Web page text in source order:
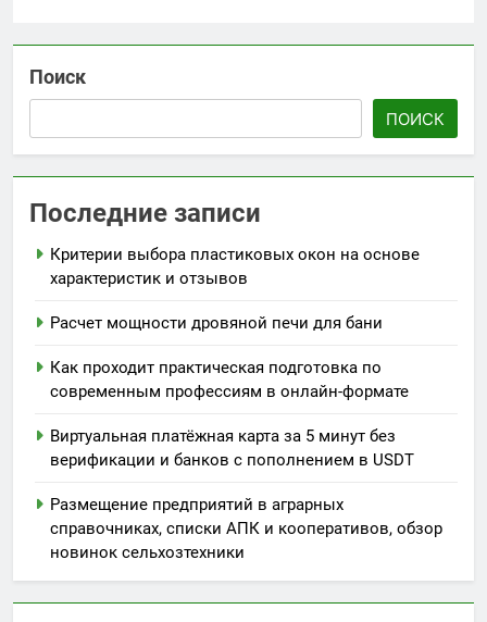
Поиск
ПОИСК
Последние записи
Критерии выбора пластиковых окон на основе
характеристик и отзывов
Расчет мощности дровяной печи для бани
Как проходит практическая подготовка по
современным профессиям в онлайн-формате
Виртуальная платёжная карта за 5 минут без
верификации и банков с пополнением в USDT
Размещение предприятий в аграрных
справочниках, списки АПК и кооперативов, обзор
новинок сельхозтехники